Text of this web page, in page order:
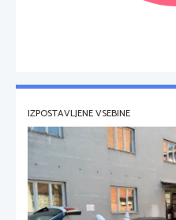
IZPOSTAVLJENE VSEBINE